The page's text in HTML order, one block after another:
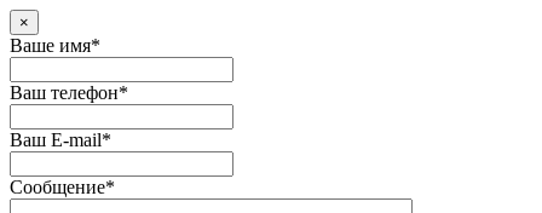
×
Ваше имя*
Ваш телефон*
Ваш E-mail*
Сообщение*